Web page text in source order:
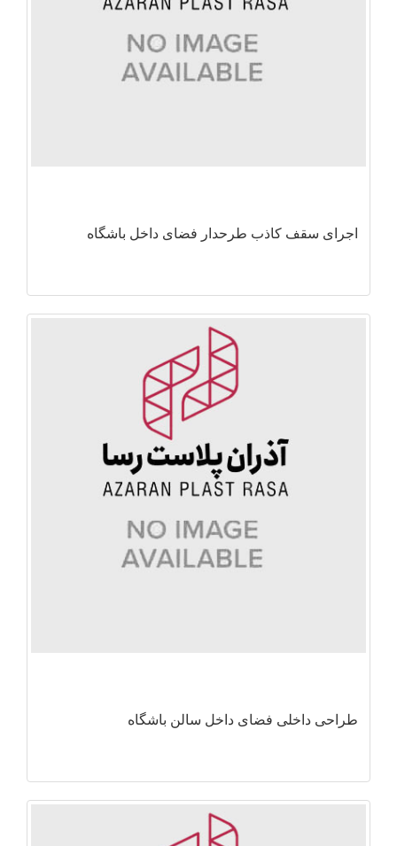
اجرای سقف کاذب طرحدار فضای داخل باشگاه
طراحی داخلی فضای داخل سالن باشگاه